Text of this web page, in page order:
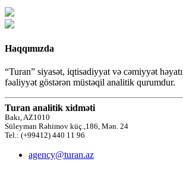
Haqqımızda
“Turan” siyasət, iqtisadiyyat və cəmiyyət
fəaliyyət göstərən müstəqil analitik qurumdur.
Turan analitik xidməti
Bakı, AZ1010
Süleyman Rəhimov küç.,186, Mən. 24
Tel.: (+99412) 440 11 96
agency@turan.az